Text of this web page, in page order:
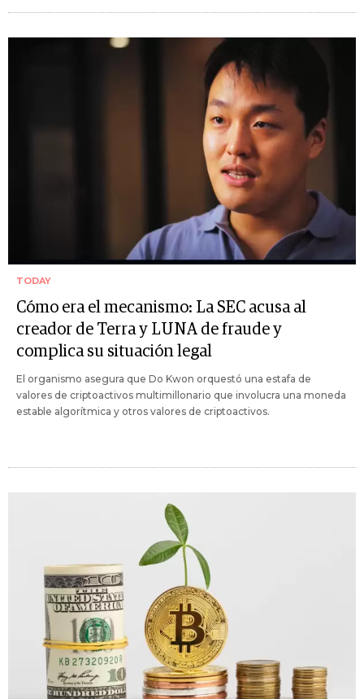
TODAY
Cómo era el mecanismo: La SEC acusa al
creador de Terra y LUNA de fraude y
complica su situación legal
El organismo asegura que Do Kwon orquestó una estafa de
valores de criptoactivos multimillonario que involucra una moneda
estable algorítmica y otros valores de criptoactivos.